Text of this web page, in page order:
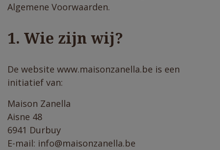
Algemene Voorwaarden.
1. Wie zijn wij?
De website www.maisonzanella.be is een
initiatief van:
Maison Zanella
Aisne 48
6941 Durbuy
E-mail: info@maisonzanella.be